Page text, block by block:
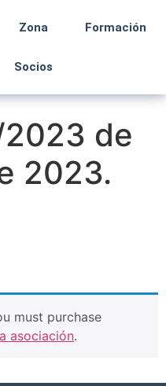
Zona
Socios
Formación
de
2023.
must purchase
asociación.